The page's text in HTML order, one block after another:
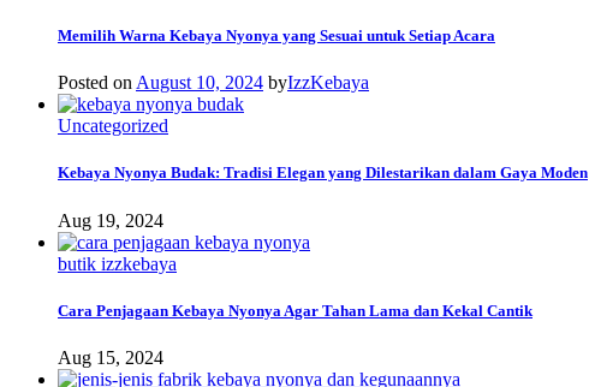
Memilih Warna Kebaya Nyonya yang Sesuai untuk Setiap Acara
Posted on August 10, 2024 byIzzKebaya
Uncategorized
Kebaya Nyonya Budak: Tradisi Elegan yang Dilestarikan dalam Gaya Moden
Aug 19, 2024
butik izzkebaya
Cara Penjagaan Kebaya Nyonya Agar Tahan Lama dan Kekal Cantik
Aug 15, 2024